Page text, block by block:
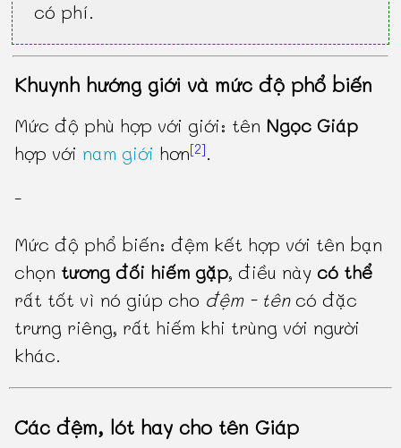
có phí.
Khuynh hướng giới và mức độ phổ biến
Mức độ phù hợp với giới: tên Ngọc Giáp
hợp với nam giới hơn[2].
-
Mức độ phổ biến: đệm kết hợp với tên bạn
chọn tương đối hiếm gặp, điều này có thể
rất tốt vì nó giúp cho đệm - têncó đặc
trưng riêng, rất hiếm khi trùng với người
khác.
Các đệm, lót hay cho tên Giáp